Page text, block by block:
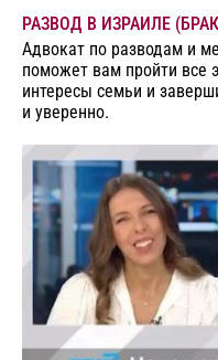
РАЗВОД В ИЗРАИЛЕ
Адвокат по разводам и
поможет вам пройти все
интересы семьи и
и уверенно.